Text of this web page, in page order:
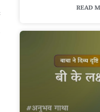
READ